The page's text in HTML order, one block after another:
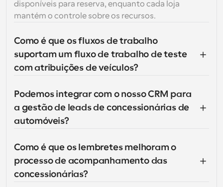
disponíveis para reserva, enquanto cada loja
mantém o controle sobre os recursos.
Como é que os fluxos de trabalho
suportam um fluxo de trabalho de teste
com atribuições de veículos?
Podemos integrar com o nosso CRM para
a gestão de leads de concessionárias de
automóveis?
Como é que os lembretes melhoram o
processo de acompanhamento das
concessionárias?